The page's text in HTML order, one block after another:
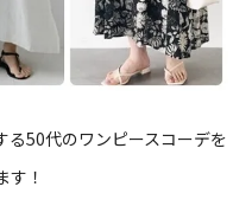
る50代のワンピースコーデを
す！